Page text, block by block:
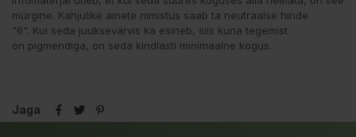
mürgine. Kahjulike ainete nimistus saab ta neutraalse hinde
"6". Kui seda juuksevärvis ka esineb, siis kuna tegemist
on pigmendiga, on seda kindlasti minimaalne kogus.
Jaga